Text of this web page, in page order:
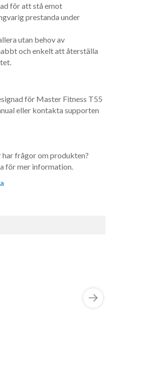
för att stå emot
prestanda under
utan behov av
och enkelt att återställa
för Master Fitness T55
eller kontakta supporten
har frågor om produkten?
för mer information.